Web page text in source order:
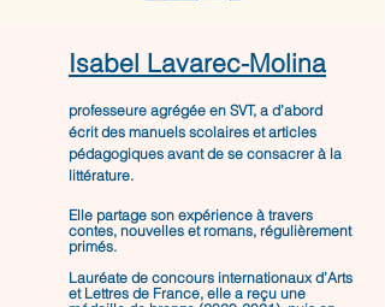
Isabel Lavarec-Molina
professeure agrégée en SVT, a d’abord
écrit des manuels scolaires et articles
pédagogiques avant de se consacrer à la
littérature.
Elle partage son expérience à travers
contes, nouvelles et romans, régulièrement
primés.
Lauréate de concours internationaux d’Arts
et Lettres de France, elle a reçu une